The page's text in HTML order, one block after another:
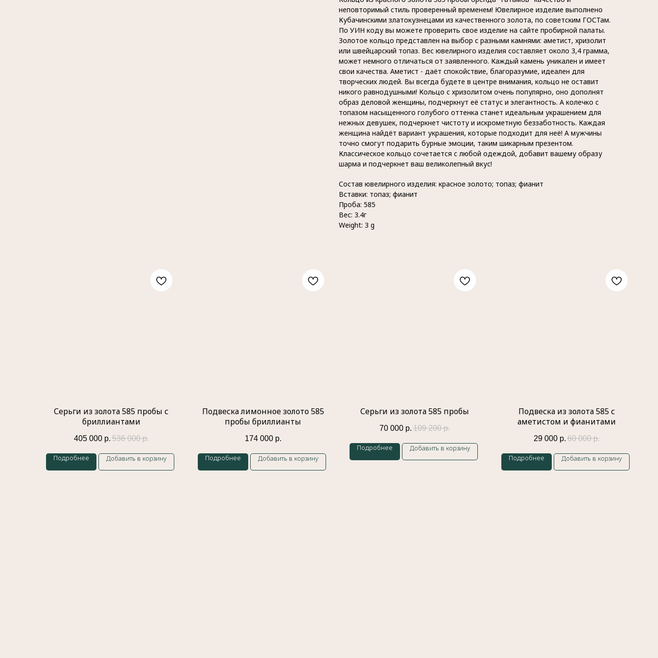
неповторимый стиль проверенный временем! Ювелирное изделие выполнено
Кубачинскими златокузнецами из качественного золота, по советским ГОСТам.
По УИН коду вы можете проверить свое изделие на сайте пробирной палаты.
Золотое кольцо представлен на выбор с разными камнями: аметист, хризолит
или швейцарский топаз. Вес ювелирного изделия составляет около 3,4 грамма,
может немного отличаться от заявленного. Каждый камень уникален и имеет
свои качества. Аметист - даёт спокойствие, благоразумие, идеален для
творческих людей. Вы всегда будете в центре внимания, кольцо не оставит
никого равнодушными! Кольцо с хризолитом очень популярно, оно дополнят
образ деловой женщины, подчеркнут её статус и элегантность. А колечко с
топазом насыщенного голубого оттенка станет идеальным украшением для
нежных девушек, подчеркнет чистоту и искрометную беззаботность. Каждая
женщина найдёт вариант украшения, которые подходит для неё! А мужчины
точно смогут подарить бурные эмоции, таким шикарным презентом.
Классическое кольцо сочетается с любой одеждой, добавит вашему образу
шарма и подчеркнет ваш великолепный вкус!
Состав ювелирного изделия: красное золото; топаз; фианит
Вставки: топаз; фианит
Проба: 585
Вес: 3.4г
Weight: 3 g
Серьги из золота 585 пробы с
бриллиантами
405 000 р. 536 000 р.
Подробнее Добавить в корзину
Подвеска лимонное золото 585
пробы бриллианты
174 000 р.
Подробнее Добавить в корзину
Серьги из золота 585 пробы
70 000 р. 109 200 р.
Подробнее Добавить в корзину
Подвеска из золота 585 с
аметистом и фианитами
29 000 р. 60 000 р.
Подробнее Добавить в корзину